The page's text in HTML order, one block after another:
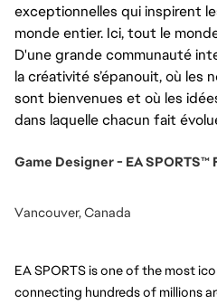
exceptionnelles qui inspirent
monde entier. Ici, tout le
D'une grande communauté
la créativité s’épanouit, où les
sont bienvenues et où les
dans laquelle chacun fait
Game Designer - EA SPORTS™
Vancouver, Canada
EA SPORTS is one of the most
connecting hundreds of millions